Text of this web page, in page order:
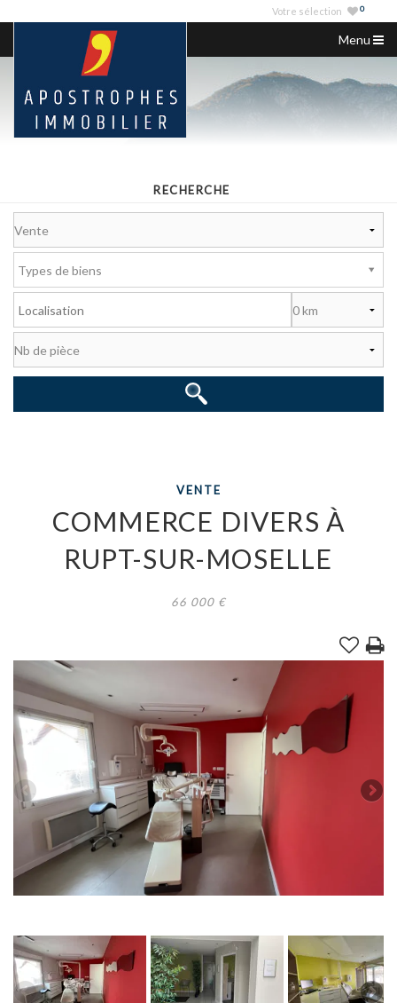
Votre sélection 0
Menu
NOS ANNONCES
NOUS CONTACTER
RECHERCHE
Types de biens
VENTE
COMMERCE DIVERS À
RUPT-SUR-MOSELLE
66 000 €